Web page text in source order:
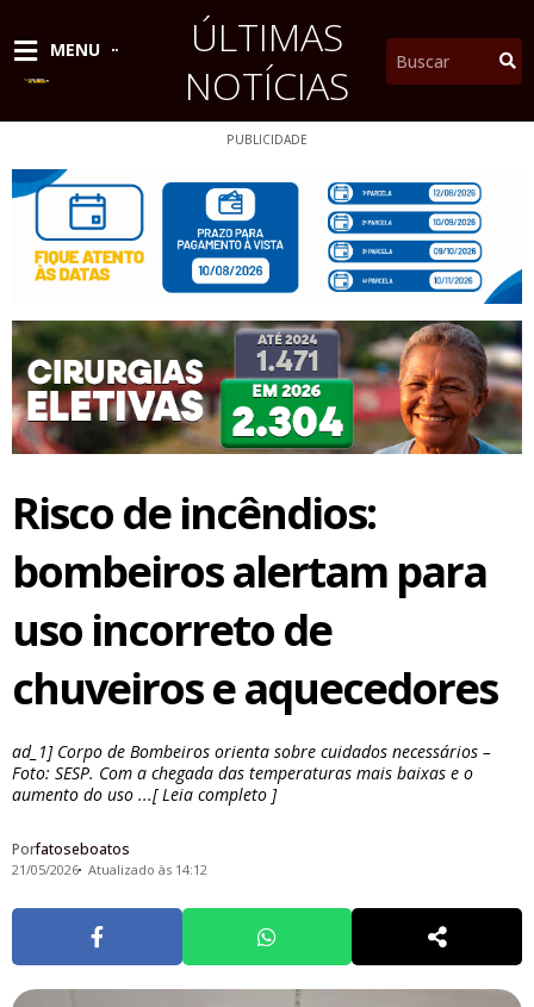
conteúdo
MENU
ÚLTIMAS
NOTÍCIAS
Pesquisar
PUBLICIDADE
Risco de incêndios:
bombeiros alertam para
uso incorreto de
chuveiros e aquecedores
ad_1] Corpo de Bombeiros orienta sobre cuidados necessários –
Foto: SESP. Com a chegada das temperaturas mais baixas e o
aumento do uso ...[ Leia completo ]
Porfatoseboatos
21/05/2026 Atualizado às 14:12